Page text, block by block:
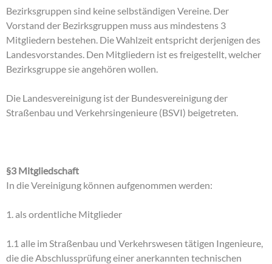
Bezirksgruppen sind keine selbständigen Vereine. Der
Vorstand der Bezirksgruppen muss aus mindestens 3
Mitgliedern bestehen. Die Wahlzeit entspricht derjenigen des
Landesvorstandes. Den Mitgliedern ist es freigestellt, welcher
Bezirksgruppe sie angehören wollen.
Die Landesvereinigung ist der Bundesvereinigung der
Straßenbau und Verkehrsingenieure (BSVI) beigetreten.
§3 Mitgliedschaft
In die Vereinigung können aufgenommen werden:
1. als ordentliche Mitglieder
1.1 alle im Straßenbau und Verkehrswesen tätigen Ingenieure,
die die Abschlussprüfung einer anerkannten technischen